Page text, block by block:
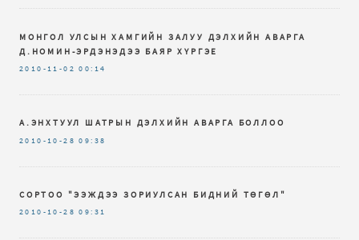
МОНГОЛ УЛСЫН ХАМГИЙН ЗАЛУУ ДЭЛХИЙН АВАРГА
Д.НОМИН-ЭРДЭНЭДЭЭ БАЯР ХҮРГЭЕ
2010-11-02 00:14
А.ЭНХТУУЛ ШАТРЫН ДЭЛХИЙН АВАРГА БОЛЛОО
2010-10-28 09:38
СОРТОО "ЭЭЖДЭЭ ЗОРИУЛСАН БИДНИЙ ТӨГӨЛ"
2010-10-28 09:31